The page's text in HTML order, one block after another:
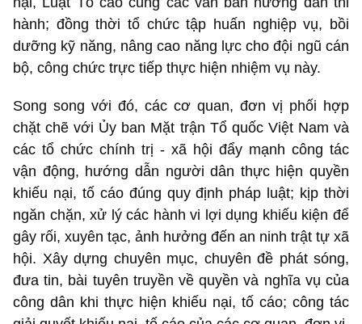
hành; đồng thời tổ chức tập huấn nghiệp vụ, bồi
dưỡng kỹ năng, nâng cao năng lực cho đội ngũ cán
bộ, công chức trực tiếp thực hiện nhiệm vụ này.
Song song với đó, các cơ quan, đơn vị phối hợp
chặt chẽ với Ủy ban Mặt trận Tổ quốc Việt Nam và
các tổ chức chính trị - xã hội đẩy mạnh công tác
vận động, hướng dẫn người dân thực hiện quyền
khiếu nại, tố cáo đúng quy định pháp luật; kịp thời
ngăn chặn, xử lý các hành vi lợi dụng khiếu kiện để
gây rối, xuyên tạc, ảnh hưởng đến an ninh trật tự xã
hội. Xây dựng chuyên mục, chuyên đề phát sóng,
đưa tin, bài tuyên truyền về quyền và nghĩa vụ của
công dân khi thực hiện khiếu nại, tố cáo; công tác